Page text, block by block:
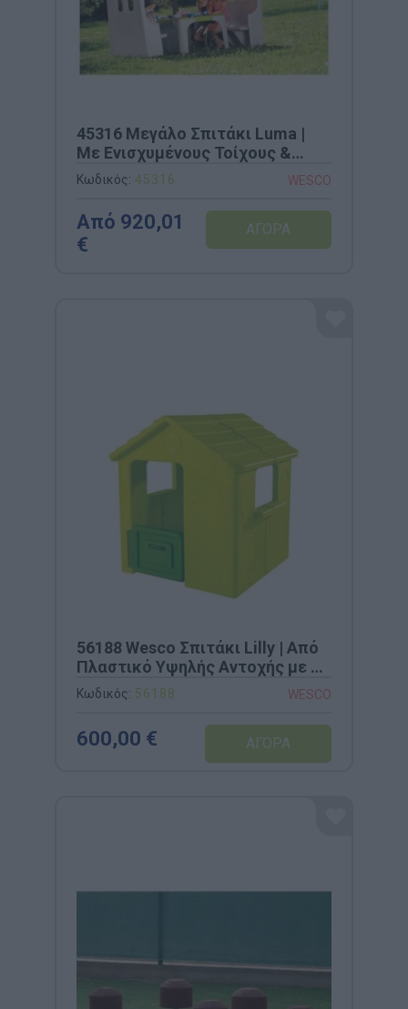
45316 Μεγάλο Σπιτάκι Luma |
Με Ενισχυμένους Τοίχους &
Ενσωματωμένα Παγκάκια
(154x140x163cm)
Κωδικός: 45316 WESCO
Από 920,01
€
56188 Wesco Σπιτάκι Lilly | Από
Πλαστικό Υψηλής Αντοχής με 2
Εσωτερικά Σκαμπό
Κωδικός: 56188 WESCO
600,00 €